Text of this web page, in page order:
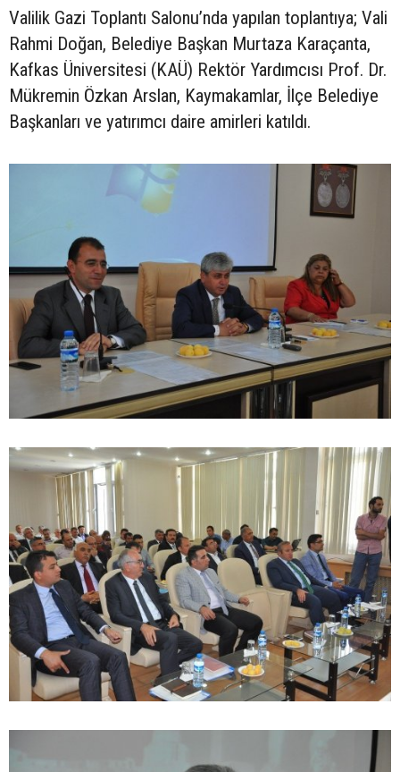
Valilik Gazi Toplantı Salonu’nda yapılan toplantıya; Vali
Rahmi Doğan, Belediye Başkan Murtaza Karaçanta,
Kafkas Üniversitesi (KAÜ) Rektör Yardımcısı Prof. Dr.
Mükremin Özkan Arslan, Kaymakamlar, İlçe Belediye
Başkanları ve yatırımcı daire amirleri katıldı.